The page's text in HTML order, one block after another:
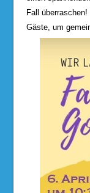
Fall
Gäste, um